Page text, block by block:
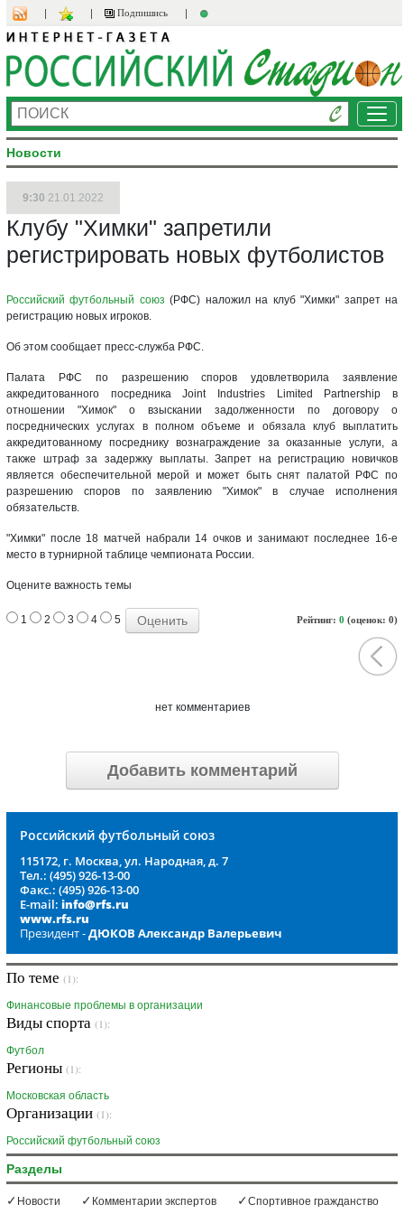
Подпишись
Новости
9:30 21.01.2022
Клубу "Химки" запретили
регистрировать новых футболистов
Российский футбольный союз (РФС) наложил на клуб "Химки" запрет на
регистрацию новых игроков.
Об этом сообщает пресс-служба РФС.
Палата РФС по разрешению споров удовлетворила заявление
аккредитованного посредника Joint Industries Limited Partnership в
отношении "Химок" о взыскании задолженности по договору о
посреднических услугах в полном объеме и обязала клуб выплатить
аккредитованному посреднику вознаграждение за оказанные услуги, а
также штраф за задержку выплаты. Запрет на регистрацию новичков
является обеспечительной мерой и может быть снят палатой РФС по
разрешению споров по заявлению "Химок" в случае исполнения
обязательств.
"Химки" после 18 матчей набрали 14 очков и занимают последнее 16-е
место в турнирной таблице чемпионата России.
Оцените важность темы
Рейтинг: 0 (оценок: 0)
1 2 3 4 5
нет комментариев
Добавить комментарий
Российский футбольный союз
115172, г. Москва, ул. Народная, д. 7
Тел.: (495) 926-13-00
Факс.: (495) 926-13-00
E-mail: info@rfs.ru
www.rfs.ru
Президент -ДЮКОВ Александр Валерьевич
По теме (1):
Финансовые проблемы в организации
Виды спорта (1):
Футбол
Регионы (1):
Московская область
Организации (1):
Российский футбольный союз
Разделы
Новости Комментарии экспертов Спортивное гражданство